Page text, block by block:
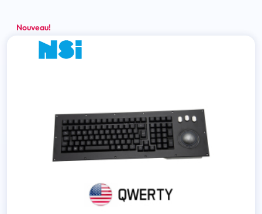
Nouveau!